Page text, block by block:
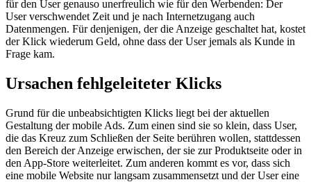
für den User genauso unerfreulich wie für den Werbenden: Der
User verschwendet Zeit und je nach Internetzugang auch
Datenmengen. Für denjenigen, der die Anzeige geschaltet hat, kostet
der Klick wiederum Geld, ohne dass der User jemals als Kunde in
Frage kam.
Ursachen fehlgeleiteter Klicks
Grund für die unbeabsichtigten Klicks liegt bei der aktuellen
Gestaltung der mobile Ads. Zum einen sind sie so klein, dass User,
die das Kreuz zum Schließen der Seite berühren wollen, stattdessen
den Bereich der Anzeige erwischen, der sie zur Produktseite oder in
den App-Store weiterleitet. Zum anderen kommt es vor, dass sich
eine mobile Website nur langsam zusammensetzt und der User eine